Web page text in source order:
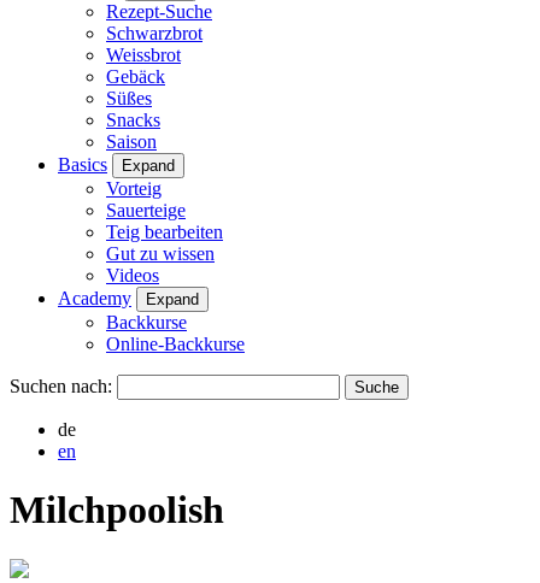
Rezept-Suche
Schwarzbrot
Weissbrot
Gebäck
Süßes
Snacks
Saison
Basics
Expand
Vorteig
Sauerteige
Teig bearbeiten
Gut zu wissen
Videos
Academy
Expand
Backkurse
Online-Backkurse
Suchen nach:
de
en
Milchpoolish